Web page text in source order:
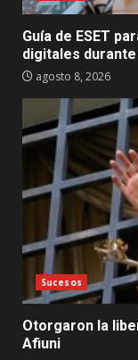
Guía de ESET
digitales
agosto 8, 2026
Sucesos
Otorgaron la
Afiuni